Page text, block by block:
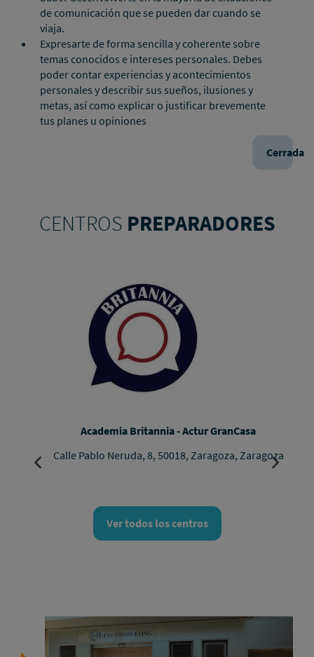
de comunicación que se pueden dar cuando se
viaja.
Expresarte de forma sencilla y coherente sobre
temas conocidos e intereses personales. Debes
poder contar experiencias y acontecimientos
personales y describir sus sueños, ilusiones y
metas, así como explicar o justificar brevemente
tus planes u opiniones
Cerrada
CENTROS PREPARADORES
Academia Britannia - Actur GranCasa
Calle Pablo Neruda, 8, 50018, Zaragoza, Zaragoza
Ver todos los centros